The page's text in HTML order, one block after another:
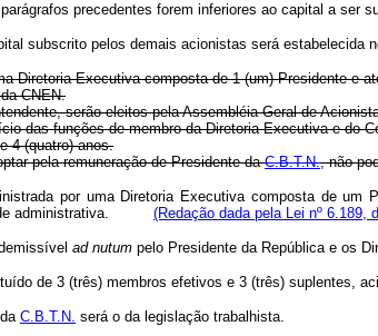
precedentes forem inferiores ao capital a ser
subscrito pelos demais acionistas será estabelecida
Diretoria Executiva composta de 1 (um) Presidente e
CNEN.
serão eleitos pela Assembléia Geral de
das funções de membro da Diretoria Executiva e do
4 (quatro) anos.
pela remuneração de Presidente daC.B.T.N., não
por uma Diretoria Executiva composta de
administrativa. (Redação dada pela Lei nº 6.189,
ad nutum pelo Presidente da República e
de 3 (três) membros efetivos e 3 (três) suplentes,
C.B.T.N. será o da legislação trabalhista.